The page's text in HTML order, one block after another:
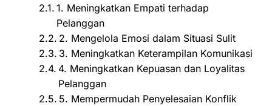
1. Meningkatkan Empati terhadap
Pelanggan
2. Mengelola Emosi dalam Situasi Sulit
3. Meningkatkan Keterampilan Komunikasi
4. Meningkatkan Kepuasan dan Loyalitas
Pelanggan
5. Mempermudah Penyelesaian Konflik